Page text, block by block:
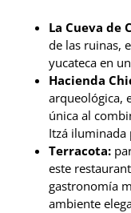
La Cueva de
de las ruinas,
yucateca en
Hacienda
arqueológica,
única al
Itzá iluminada
Terracota:
este
gastronomía
ambiente